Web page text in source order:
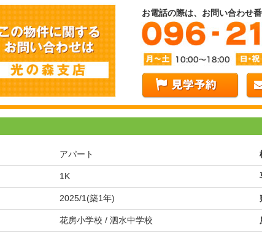
お電話の際は、お問い合わせ
アパート
1K
2025/1(築1年)
花房小学校 / 泗水中学校